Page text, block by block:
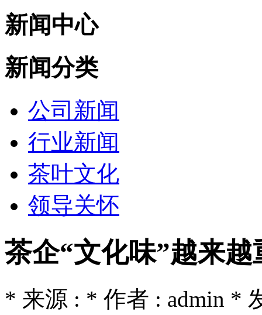
新闻中心
新闻分类
公司新闻
行业新闻
茶叶文化
领导关怀
茶企“文化味”越来越
* 来源 : * 作者 : admin *